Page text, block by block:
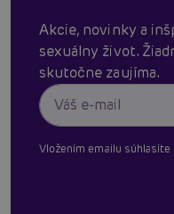
Akcie, novinky a
sexuálny život.
skutočne zaujíma.
Vložením emailu súhlasíte